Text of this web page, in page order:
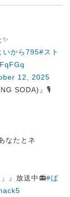
いから795#スト
12, 2025
SODA)』🎙
なたとネ
』放送中📻#ば